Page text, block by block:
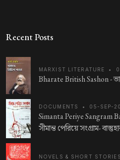
Recent Posts
MARXIST LITERATURE •
Bharate British Sashon -
DOCUMENTS • 05-SEP-
Simanta Periye Sangram
সীমান্ত পেরিয়ে সংগ্রাম-
NOVELS & SHORT STORIES